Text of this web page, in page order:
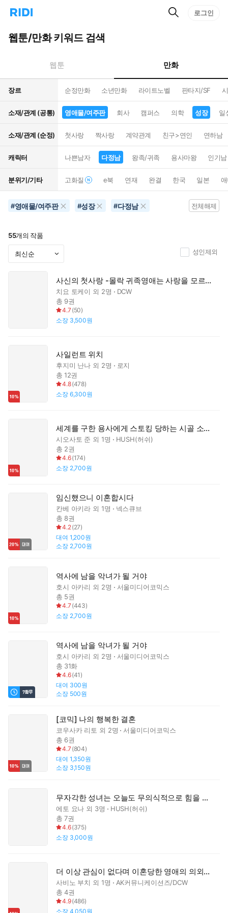
리
홈
으
턴
트
검
로그인
웹툰/만화 키워드 검색
웹툰 만화
장르 순정만화 소년만화 라이트노벨 판타지/SF
소재/관계 (공통) 영애물/여주판 회사 캠퍼스 의학 성장 일
소재/관계 (순정) 첫사랑 짝사랑 계약관계 친구>연인 연하남
캐릭터 나쁜남자 다정남 왕족/귀족 용사마왕 인기남
분위기/기타 고화질 e북 연재 완결 한국 일본
#영애물/여주판 #성장 #다정남 전체해제
55개의 작품
성인제외
사신의 첫사랑 -몰락 귀족영애는 사랑을 모르는 사신에게 시집간다-
치요 토케이 외 2명
DCW
총 9권
4.7 (50)
소장 3,500원
사일런트 위치
후지미 난나 외 2명
로지
총 12권
4.8(478)
소장 6,300원
세계를 구한 용사에게 스토킹 당하는 시골 소녀 이야기
시오사토 준 외 1명
HUSH(허쉬)
총 2권
4.6(174)
소장 2,700원
임신했으니 이혼합시다
칸베 아키라 외 1명
넥스큐브
총 8권
4.2(27)
대여 1,200원
소장 2,700원
역사에 남을 악녀가 될 거야
호시 아카리 외 2명
서울미디어코믹스
총 5권
4.7 (443)
소장 2,700원
역사에 남을 악녀가 될 거야
호시 아카리 외 2명
서울미디어코믹스
총 31화
4.6(41 )
대여 300원
소장 500원
[코믹] 나의 행복한 결혼
코우사카 리토 외 2명
서울미디어코믹스
총 6권
4.7 (804)
대여 1,350원
소장 3,150원
무자각한 성녀는 오늘도 무의식적으로 힘을 흘린다
에토 요나 외 3명
HUSH(허쉬)
총 7권
4.6(375)
소장 3,000원
더 이상 관심이 없다며 이혼당한 영애의 의외로 즐거운 새로운 생활
사비노 부치 외 1명
AK커뮤니케이션즈/DCW
총 4권
4.9(486)
소장 4,050원